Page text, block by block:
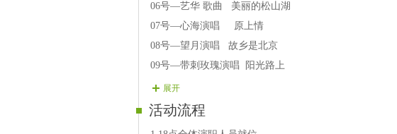
06号—艺华 歌曲 美丽的松山湖
07号—心海演唱 原上情
08号—望月演唱 故乡是北京
09号—带刺玫瑰演唱 阳光路上
10号—新香演唱 美丽草原我的家
11号—雪峰演唱 天边
展开
活动流程